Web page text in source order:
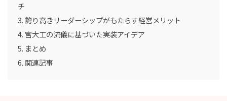
チ
誇り高きリーダーシップがもたらす経営メリット
宮大工の流儀に基づいた実装アイデア
まとめ
関連記事